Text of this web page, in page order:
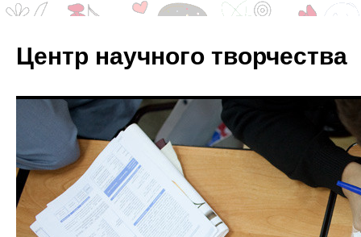
Центр научного творчества